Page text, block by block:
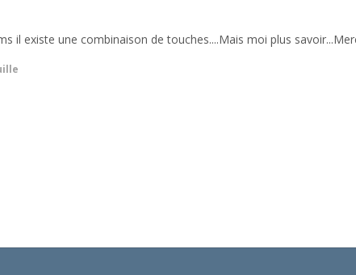
il existe une combinaison de touches....Mais moi plus